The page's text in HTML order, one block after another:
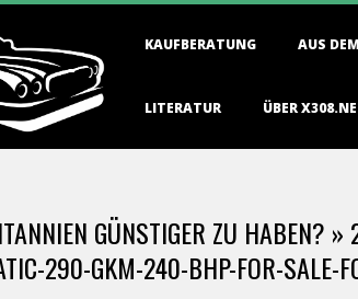
KAUFBERATUNG AUS
LITERATUR ÜBER
GÜNSTIGER ZU HABEN? »
290-GKM-240-BHP-FOR-SALE-